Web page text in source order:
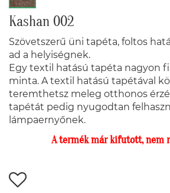
Kashan 002
Szövetszerű üni tapéta, foltos
ad a helyiségnek.
Egy textil hatású tapéta nagyon
minta. A textil hatású tapétával
teremthetsz meleg otthonos
tapétát pedig nyugodtan
lámpaernyőnek.
A termék már kifutott, nem